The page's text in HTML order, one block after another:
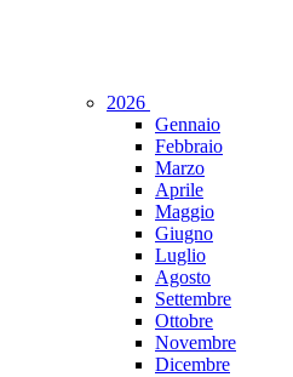
2026
Gennaio
Febbraio
Marzo
Aprile
Maggio
Giugno
Luglio
Agosto
Settembre
Ottobre
Novembre
Dicembre